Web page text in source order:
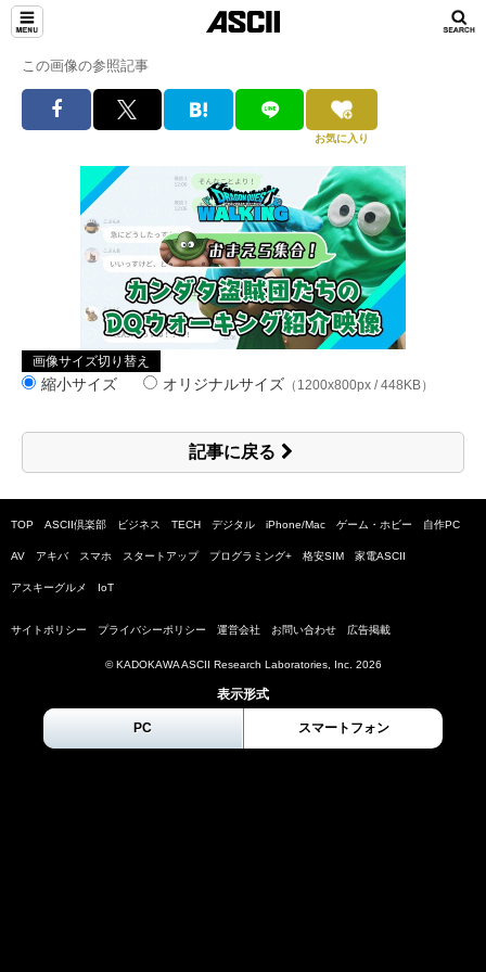
この画像の参照記事
お気に入り
画像サイズ切り替え
縮小サイズ オリジナルサイズ （1200x800px / 448KB）
記事に戻る
TOP ASCII倶楽部 ビジネス TECH デジタル iPhone/Mac ゲーム・ホビー 自作PC
AV アキバ スマホ スタートアップ プログラミング+ 格安SIM 家電ASCII
アスキーグルメ IoT
サイトポリシー プライバシーポリシー 運営会社 お問い合わせ 広告掲載
© KADOKAWA ASCII Research Laboratories, Inc. 2026
表示形式
PC スマートフォン